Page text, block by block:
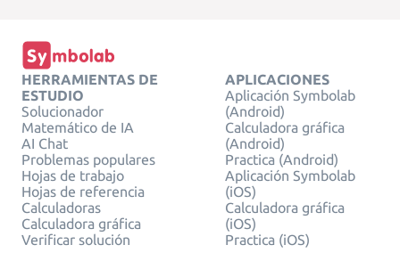
HERRAMIENTAS DE
ESTUDIO
Solucionador
Matemático de IA
AI Chat
Problemas populares
Hojas de trabajo
Hojas de referencia
Calculadoras
Calculadora gráfica
Verificar solución
APLICACIONES
Aplicación Symbolab
(Android)
Calculadora gráfica
(Android)
Practica (Android)
Aplicación Symbolab
(iOS)
Calculadora gráfica
(iOS)
Practica (iOS)